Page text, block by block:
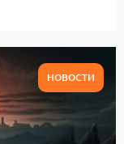
НОВОСТИ